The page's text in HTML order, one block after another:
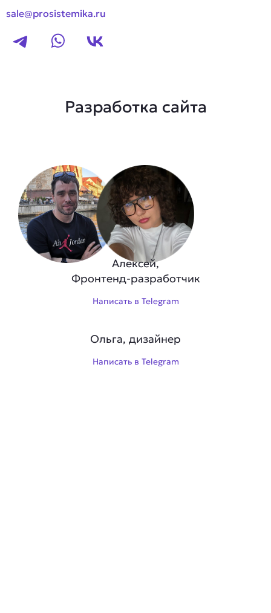
sale@prosistemika.ru
Разработка сайта
Алексей,
Фронтенд-разработчик
Написать в Telegram
Ольга, дизайнер
Написать в Telegram